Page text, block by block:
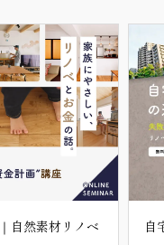
ミナー
中